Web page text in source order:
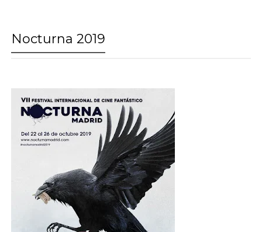
Nocturna 2019